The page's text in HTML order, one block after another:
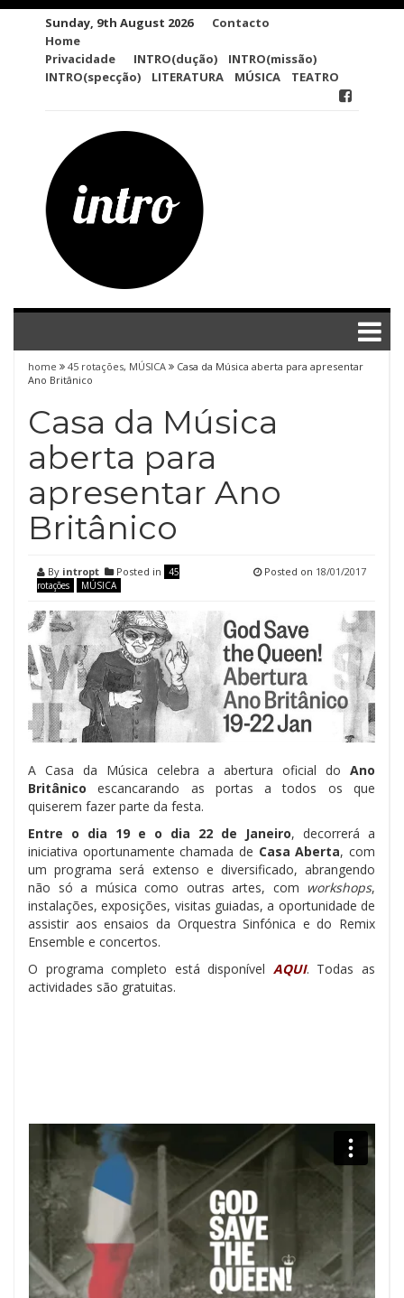
Sunday, 9th August 2026
Contacto
Home
Privacidade
INTRO(dução)
INTRO(missão)
INTRO(specção)
LITERATURA MÚSICA TEATRO
home 45 rotações, MÚSICA
Casa da Música aberta para apresentar
Ano Britânico
Casa da Música
aberta para
apresentar Ano
Britânico
By intropt Posted in
45
rotações
MÚSICA
Posted on 18/01/2017
A Casa da Música celebra a abertura oficial do Ano
Britânico escancarando as portas a todos os que
quiserem fazer parte da festa.
Entre o dia 19 e o dia 22 de Janeiro, decorrerá a
iniciativa oportunamente chamada de Casa Aberta, com
um programa será extenso e diversificado, abrangendo
não só a música como outras artes, com workshops,
instalações, exposições, visitas guiadas, a oportunidade de
assistir aos ensaios da Orquestra Sinfónica e do Remix
Ensemble e concertos.
O programa completo está disponível AQUI. Todas as
actividades são gratuitas.